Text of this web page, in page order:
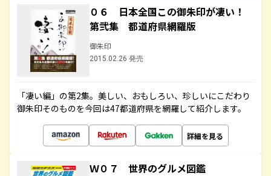
０６ 日本全国この御朱印が凄い！
第弐集 都道府県網羅版
御朱印
2015.02.26 発売
「凄い編」の第2集。美しい、おもしろい、珍しいにこだわり
御朱印そのものを今回は47都道府県を網羅して紹介します。
詳細を見る
Ｗ０７ 世界のグルメ図鑑